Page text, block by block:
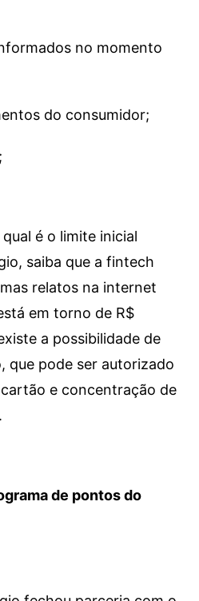
no momento
do consumidor;
é o limite inicial
saiba que a fintech
relatos na internet
em torno de R$
a possibilidade de
que pode ser autorizado
e concentração de
de pontos do